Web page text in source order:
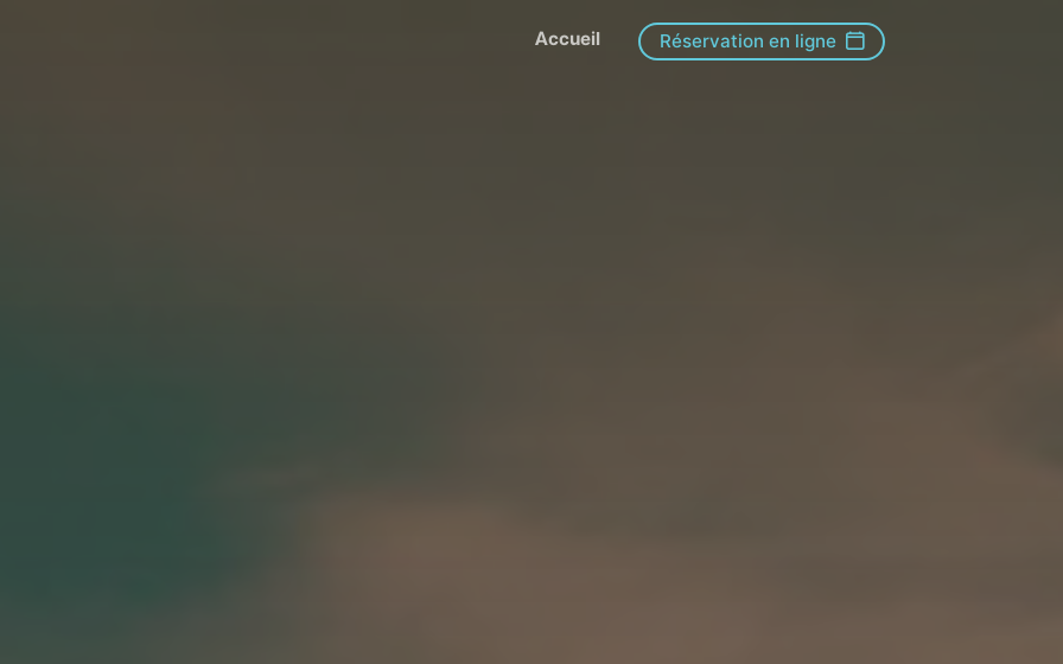
Accueil Réservation en ligne